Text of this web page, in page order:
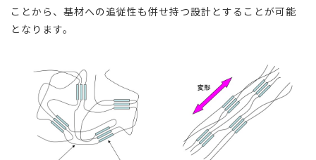
ことから、基材への追従性も併せ持つ設計とすることが可能
となります。